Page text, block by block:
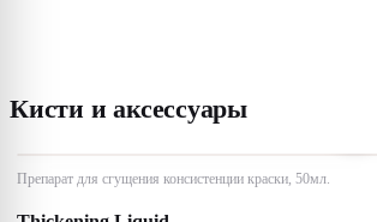
Кисти и аксессуары
Препарат для сгущения консистенции краски, 50мл.